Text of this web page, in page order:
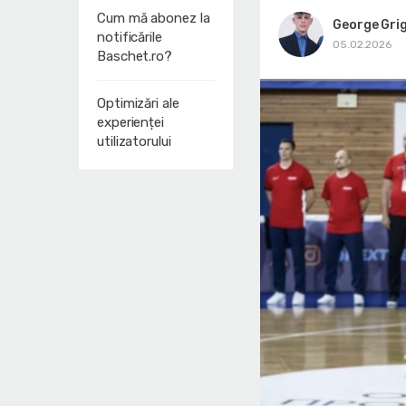
Cum mă abonez la
notificările
Baschet.ro?
Optimizări ale
experienței
utilizatorului
George
05.02.2026